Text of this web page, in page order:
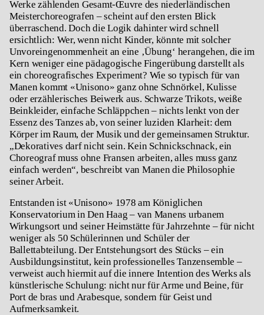
Werke zählenden Gesamt-Œuvre des niederländischen
Meisterchoreografen – scheint auf den ersten Blick
überraschend. Doch die Logik dahinter wird schnell
ersichtlich: Wer, wenn nicht Kinder, könnte mit solcher
Unvoreingenommenheit an eine ‚Übung‘ herangehen, die im
Kern weniger eine pädagogische Fingerübung darstellt als
ein choreografisches Experiment? Wie so typisch für van
Manen kommt «Unisono» ganz ohne Schnörkel, Kulisse
oder erzählerisches Beiwerk aus. Schwarze Trikots, weiße
Beinkleider, einfache Schläppchen – nichts lenkt von der
Essenz des Tanzes ab, von seiner luziden Klarheit: dem
Körper im Raum, der Musik und der gemeinsamen Struktur.
„Dekoratives darf nicht sein. Kein Schnickschnack, ein
Choreograf muss ohne Fransen arbeiten, alles muss ganz
einfach werden“, beschreibt van Manen die Philosophie
seiner Arbeit.
Entstanden ist «Unisono» 1978 am Königlichen
Konservatorium in Den Haag – van Manens urbanem
Wirkungsort und seiner Heimstätte für Jahrzehnte – für nicht
weniger als 50 Schülerinnen und Schüler der
Ballettabteilung. Der Entstehungsort des Stücks – ein
Ausbildungsinstitut, kein professionelles Tanzensemble –
verweist auch hiermit auf die innere Intention des Werks als
künstlerische Schulung: nicht nur für Arme und Beine, für
Port de bras und Arabesque, sondern für Geist und
Aufmerksamkeit.